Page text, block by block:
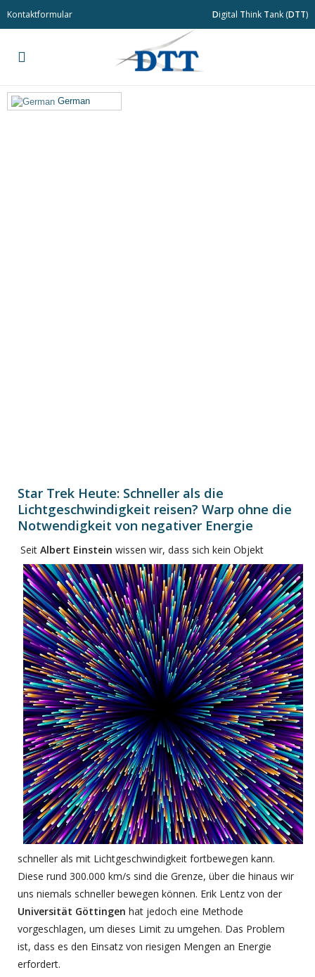
Kontaktformular Digital Think Tank (DTT)
German
Star Trek Heute: Schneller als die
Lichtgeschwindigkeit reisen? Warp ohne die
Notwendigkeit von negativer Energie
Seit Albert Einstein wissen wir, dass sich kein Objekt
schneller als mit Lichtgeschwindigkeit fortbewegen kann.
Diese rund 300.000 km/s sind die Grenze, über die hinaus wir
uns niemals schneller bewegen können. Erik Lentz von der
Universität Göttingen hat jedoch eine Methode
vorgeschlagen, um dieses Limit zu umgehen. Das Problem
ist, dass es den Einsatz von riesigen Mengen an Energie
erfordert.